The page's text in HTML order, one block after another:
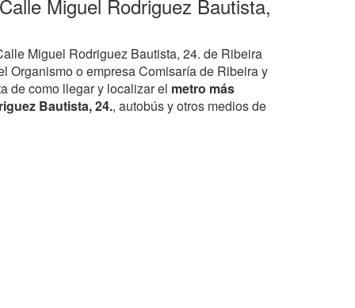
Miguel Rodriguez Bautista,
Miguel Rodriguez Bautista, 24. de Ribeira
Organismo o empresa Comisaría de Ribeira y
de como llegar y localizar el metro más
Bautista, 24., autobús y otros medios de